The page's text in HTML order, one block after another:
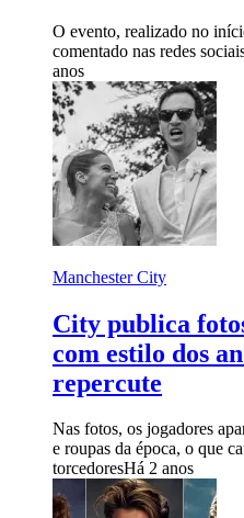
O evento, realizado no
comentado nas redes
anos
Manchester City
City publica
com estilo dos
repercute
Nas fotos, os jogadores
e roupas da época, o que
torcedoresHá 2 anos